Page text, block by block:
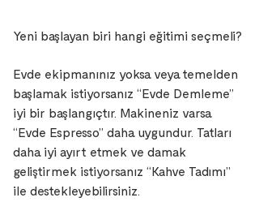
Yeni başlayan biri hangi eğitimi seçmeli?
Evde ekipmanınız yoksa veya temelden
başlamak istiyorsanız “Evde Demleme”
iyi bir başlangıçtır. Makineniz varsa
“Evde Espresso” daha uygundur. Tatları
daha iyi ayırt etmek ve damak
geliştirmek istiyorsanız “Kahve Tadımı”
ile destekleyebilirsiniz.